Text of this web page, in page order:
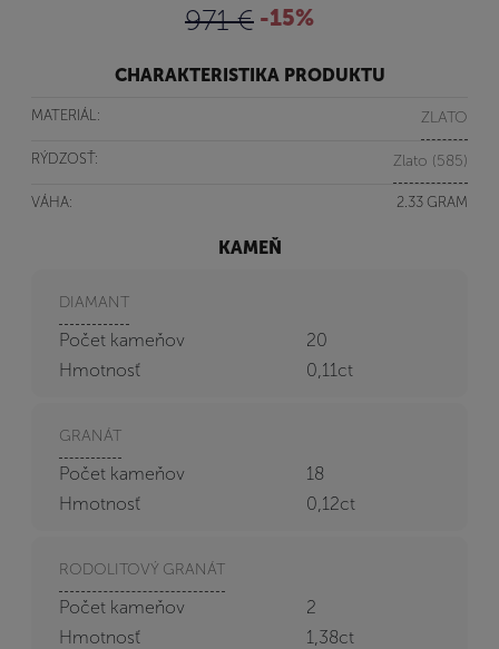
971 € -15%
CHARAKTERISTIKA PRODUKTU
MATERIÁL: ZLATO
RÝDZOSŤ: Zlato (585)
VÁHA: 2.33 GRAM
KAMEŇ
DIAMANT
Počet kameňov
20
Hmotnosť
0,11ct
GRANÁT
Počet kameňov
18
Hmotnosť
0,12ct
RODOLITOVÝ GRANÁT
Počet kameňov
2
Hmotnosť
1,38ct